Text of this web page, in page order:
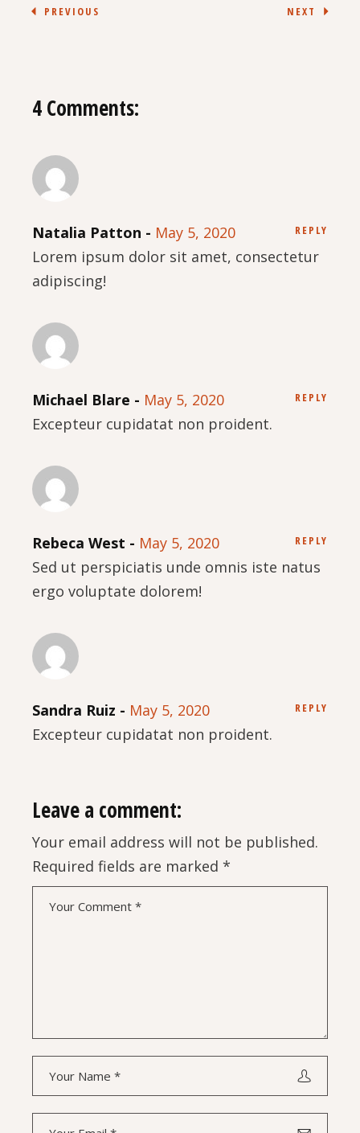
PREVIOUS NEXT
4 Comments:
REPLY
Natalia Patton
May 5, 2020
Lorem ipsum dolor sit amet, consectetur
adipiscing!
REPLY
Michael Blare
May 5, 2020
Excepteur cupidatat non proident.
REPLY
Rebeca West
May 5, 2020
Sed ut perspiciatis unde omnis iste natus
ergo voluptate dolorem!
REPLY
Sandra Ruiz
May 5, 2020
Excepteur cupidatat non proident.
Leave a comment:
Your email address will not be published.
Required fields are marked*